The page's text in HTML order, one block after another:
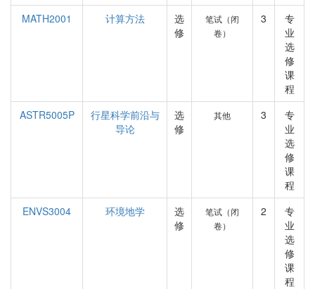
MATH2001
计算方法
选
修
笔试（闭
卷）
3
专
业
选
修
课
程
ASTR5005P
行星科学前沿与
导论
选
修
其他 3
专
业
选
修
课
程
ENVS3004
环境地学
选
修
笔试（闭
卷）
2
专
业
选
修
课
程